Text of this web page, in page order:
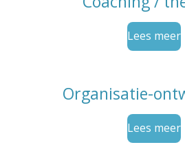
Lees meer
Organisatie-
Lees meer